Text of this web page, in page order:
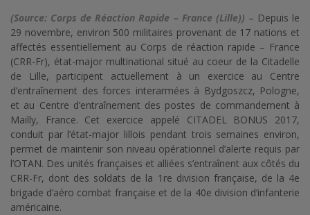
(Source: Corps de Réaction Rapide – France (Lille)) – Depuis le
29 novembre, environ 500 militaires provenant de 17 nations et
affectés essentiellement au Corps de réaction rapide – France
(CRR-Fr), état-major multinational situé au coeur de la Citadelle
de Lille, participent actuellement à un exercice au Centre
d’entraînement des forces interarmées à Bydgoszcz, Pologne,
et au Centre d’entraînement des postes de commandement à
Mailly, France. Cet exercice appelé CITADEL BONUS 2017,
conduit par l’état-major lillois pendant trois semaines environ,
permet de maintenir son niveau opérationnel d’alerte requis par
l’OTAN. Des unités françaises et alliées s’entraînent aux côtés du
CRR-Fr, dont des soldats de la 1re division française, de la 4e
brigade d’aéro combat française et de la 40e division d’infanterie
américaine.